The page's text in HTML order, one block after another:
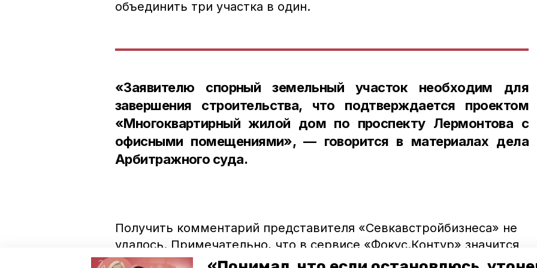
объединить три участка в один.
«Заявителю спорный земельный участок необходим для
завершения строительства, что подтверждается проектом
«Многоквартирный жилой дом по проспекту Лермонтова с
офисными помещениями», — говорится в материалах дела
Арбитражного суда.
Получить комментарий представителя «Севкавстройбизнеса» не
удалось. Примечательно, что в сервисе «Фокус.Контур» значится
три телефонных номера фирмы. По одному из них никто не